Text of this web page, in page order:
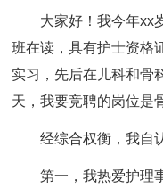
大家好！我今年xx
班在读，具有护士资格
实习，先后在儿科和骨
天，我要竞聘的岗位是
经综合权衡，我自
第一，我热爱护理